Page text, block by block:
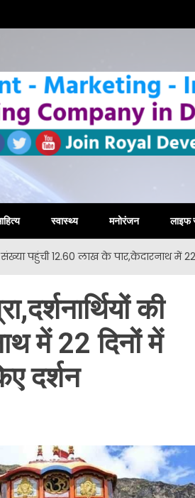
स्वास्थ्य मनोरंजन लाइफ
की संख्या पहुंची 12.60 लाख के
की
में 22 दिनों में
दर्शन